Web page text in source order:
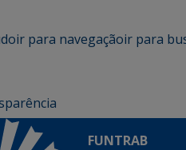
ir para navegaçãoir para
FUNTRAB